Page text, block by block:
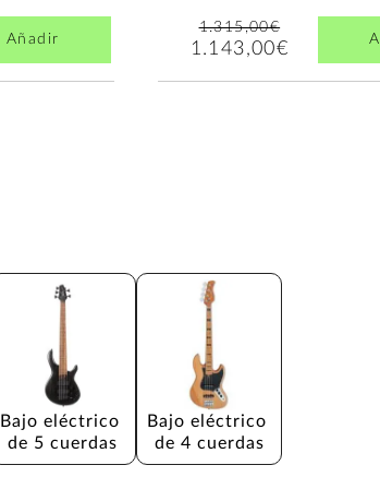
Añadir
1.315,00€
1.143,00€
Bajo eléctrico
de 5 cuerdas
Bajo eléctrico
de 4 cuerdas